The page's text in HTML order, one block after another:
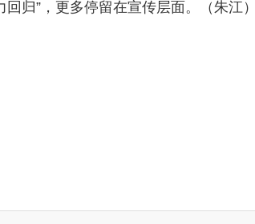
归”，更多停留在宣传层面。（朱江）